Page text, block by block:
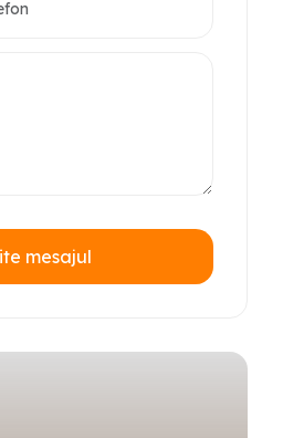
mesajul